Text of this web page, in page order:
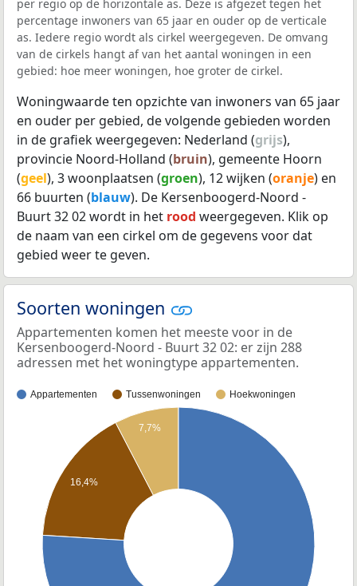
per regio op de horizontale as. Deze is afgezet tegen het
percentage inwoners van 65 jaar en ouder op de verticale
as. Iedere regio wordt als cirkel weergegeven. De omvang
van de cirkels hangt af van het aantal woningen in een
gebied: hoe meer woningen, hoe groter de cirkel.
Woningwaarde ten opzichte van inwoners van 65 jaar
en ouder per gebied, de volgende gebieden worden
in de grafiek weergegeven: Nederland (grijs),
provincie Noord-Holland (bruin), gemeente Hoorn
(geel), 3 woonplaatsen (groen), 12 wijken (oranje) en
66 buurten (blauw). De Kersenboogerd-Noord -
Buurt 32 02 wordt in het rood weergegeven. Klik op
de naam van een cirkel om de gegevens voor dat
gebied weer te geven.
Soorten woningen
Appartementen komen het meeste voor in de
Kersenboogerd-Noord - Buurt 32 02: er zijn 288
adressen met het woningtype appartementen.
Appartementen Tussenwoningen Hoekwoningen
7,7%
16,4%